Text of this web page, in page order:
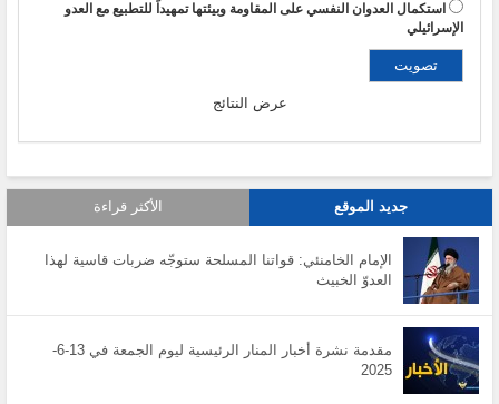
استكمال العدوان النفسي على المقاومة وبيئتها تمهيداً للتطبيع مع العدو
الإسرائيلي
عرض النتائج
جديد الموقع الأكثر قراءة
الإمام الخامنئي: قواتنا المسلحة ستوجّه ضربات قاسية لهذا
العدوّ الخبيث
مقدمة نشرة أخبار المنار الرئيسية ليوم الجمعة في 13-6-
2025